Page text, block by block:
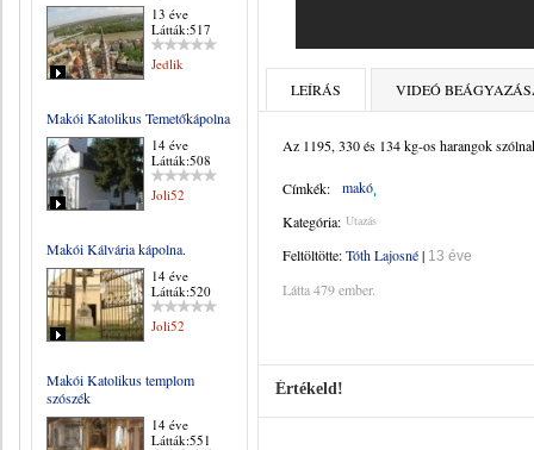
13 éve
Látták:517
Jedlik
Makói Katolikus Temetőkápolna
14 éve
Látták:508
Joli52
Makói Kálvária kápolna.
14 éve
Látták:520
Joli52
Makói Katolikus templom
szószék
14 éve
Látták:551
LEÍRÁS VIDEÓ
Az 1195, 330 és 134 kg-os harangok
Címkék:
makó
Kategória: Utazás
Feltöltötte:Tóth Lajosné| 13 éve
Látta 479 ember.
Értékeld!